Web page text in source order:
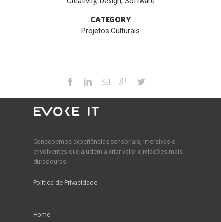
CATEGORY
Projetos Culturais
Concebemos experiências sensoriais, imersivas e
envolventes que ajudem a criar valor e relações mais
duradouras.
Política de Privacidade
Home